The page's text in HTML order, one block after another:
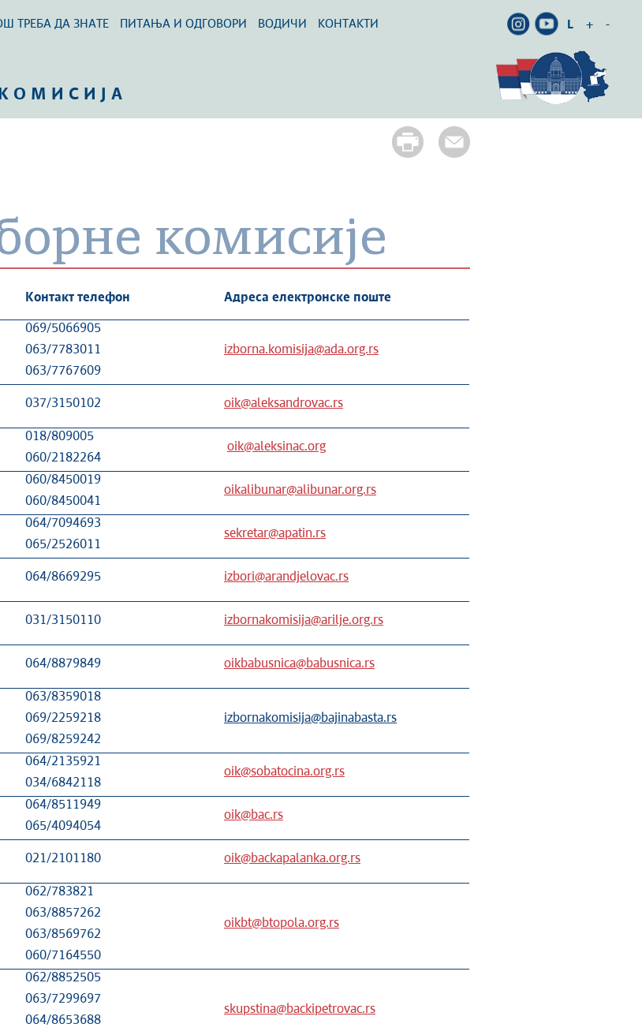
ТРЕБА ДА ЗНАТЕ ПИТАЊА И ОДГОВОРИ ВОДИЧИ КОНТАКТИ L + -
комисије
Контакт телефон Адреса електронске поште
069/5066905
063/7783011
063/7767609
izborna.komisija@ada.org.rs
037/3150102 оik@aleksandrovac.rs
018/809005
060/2182264
oik@aleksinac.org
060/8450019
060/8450041
oikalibunar@alibunar.org.rs
064/7094693
065/2526011
sekretar@apatin.rs
064/8669295 izbori@arandjelovac.rs
031/3150110 izbornakomisija@arilje.org.rs
064/8879849 oikbabusnica@babusnica.rs
063/8359018
069/2259218
069/8259242
izbornakomisija@bajinabasta.rs
064/2135921
034/6842118
oik@sobatocina.org.rs
064/8511949
065/4094054
oik@bac.rs
021/2101180 oik@backapalanka.org.rs
062/783821
063/8857262
063/8569762
060/7164550
oikbt@btopola.org.rs
062/8852505
063/7299697
064/8653688
skupstina@backipetrovac.rs